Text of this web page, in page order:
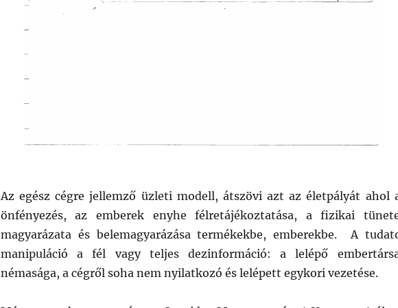
Az egész cégre jellemző üzleti modell, átszövi azt az életpályát ahol
önfényezés, az emberek enyhe félretájékoztatása, a fizikai
magyarázata és belemagyarázása termékekbe, emberekbe. A
manipuláció a fél vagy teljes dezinformáció: a lelépő
némasága, a cégről soha nem nyilatkozó és lelépett egykori vezetése.